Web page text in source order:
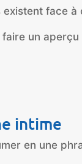
face
un aperçu
intime
en une